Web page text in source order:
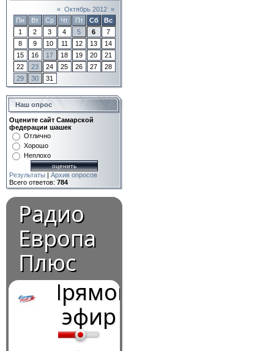
« Октябрь 2012 »
Пн
Вт Ср Чт Пт Сб
Вс
1
2 3 4 5 6
7
8
9 10 11 12 13
14
15
16 17 18 19 20
21
22
23 24 25 26 27
28
29
30 31
Наш опрос
Оцените сайт Самарской
федерации шашек
Отлично
Хорошо
Неплохо
Результаты | Архив опросов
Всего ответов: 784
Радио
Европа
Плюс
Прямой
эфир